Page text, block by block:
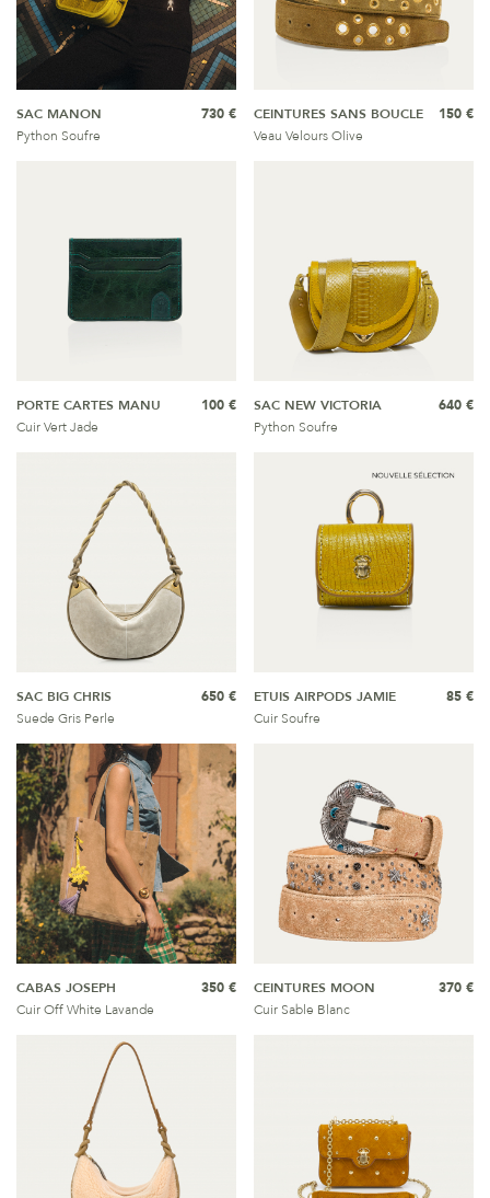
SAC MANON
Python Soufre
730 €
CEINTURES SANS BOUCLE
Veau Velours Olive
150 €
PORTE CARTES MANU
Cuir Vert Jade
100 €
SAC NEW VICTORIA
Python Soufre
640 €
SAC BIG CHRIS
Suede Gris Perle
650 €
ETUIS AIRPODS JAMIE
Cuir Soufre
85 €
CABAS JOSEPH
Cuir Off White Lavande
350 €
CEINTURES MOON
Cuir Sable Blanc
370 €